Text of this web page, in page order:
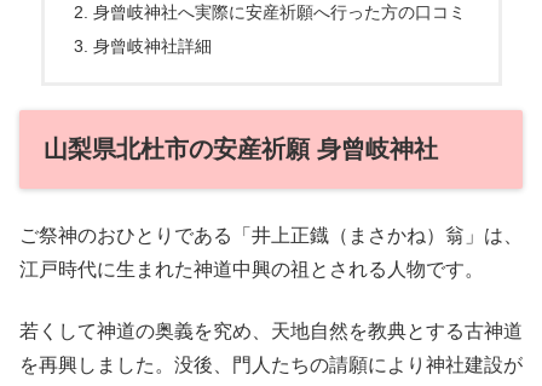
身曾岐神社へ実際に安産祈願へ行った方の口コミ
身曾岐神社詳細
山梨県北杜市の安産祈願 身曾岐神社
ご祭神のおひとりである「井上正鐡（まさかね）翁」は、
江戸時代に生まれた神道中興の祖とされる人物です。
若くして神道の奥義を究め、天地自然を教典とする古神道
を再興しました。没後、門人たちの請願により神社建設が